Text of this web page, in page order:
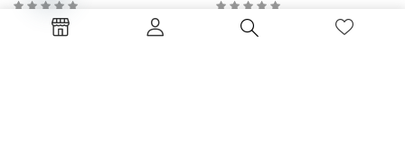
Open
chaty